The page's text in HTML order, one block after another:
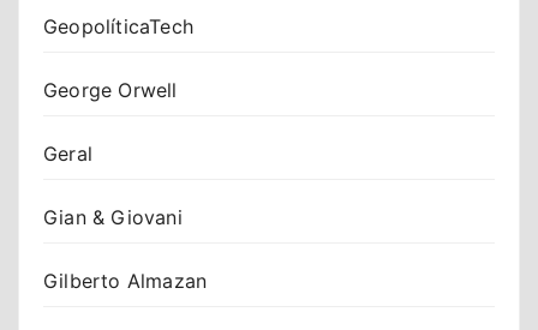
GeopolíticaTech
George Orwell
Geral
Gian & Giovani
Gilberto Almazan